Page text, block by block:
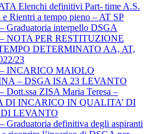
Elenchi definitivi Part- time A.S.
e Rientri a tempo pieno – AT SP
Graduatoria interpello DSGA
NOTA PER RESTITUZIONE
DETERMINATO AA, AT,
23
INCARICO MAIOLO
– DSGA ISA 23 LEVANTO
Dott.ssa ZISA Maria Teresa –
DI INCARICO IN QUALITA’ DI
LEVANTO
Graduatoria definitiva degli aspiranti